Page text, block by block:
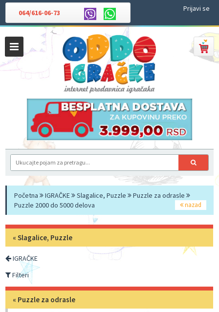
064/616-06-73 Prijavi se
Početna IGRAČKE Slagalice, Puzzle
Puzzle za odrasle
Puzzle 2000 do 5000 delova
nazad
«Slagalice, Puzzle
IGRAČKE
Filteri
« Puzzle za odrasle